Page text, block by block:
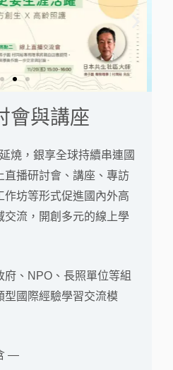
下
一
會與講座
燒，銀享全球持續串連國
直播研討會、講座、專訪
作坊等形式促進國內外高
交流，開創多元的線上學
府、NPO、長照單位等組
型國際經驗學習交流模
—